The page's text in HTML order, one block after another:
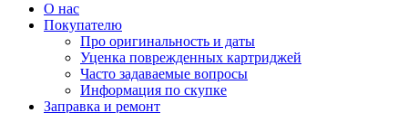
О нас
Покупателю
Про оригинальность и даты
Уценка поврежденных картриджей
Часто задаваемые вопросы
Информация по скупке
Заправка и ремонт